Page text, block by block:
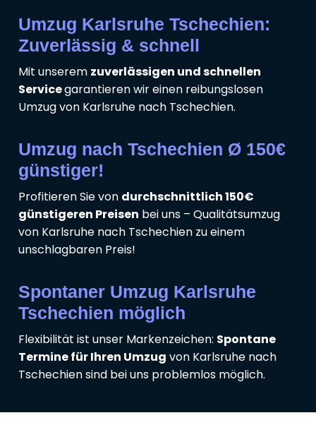
Umzug Karlsruhe Tschechien:
Zuverlässig & schnell
Mit unserem zuverlässigen und schnellen
Servicegarantieren wir einen reibungslosen
Umzug von Karlsruhe nach Tschechien.
Umzug nach Tschechien Ø 150€
günstiger!
Profitieren Sie von durchschnittlich 150€
günstigeren Preisen bei uns – Qualitätsumzug
von Karlsruhe nach Tschechien zu einem
unschlagbaren Preis!
Spontaner Umzug Karlsruhe
Tschechien möglich
Flexibilität ist unser Markenzeichen: Spontane
Termine für Ihren Umzug von Karlsruhe nach
Tschechien sind bei uns problemlos möglich.